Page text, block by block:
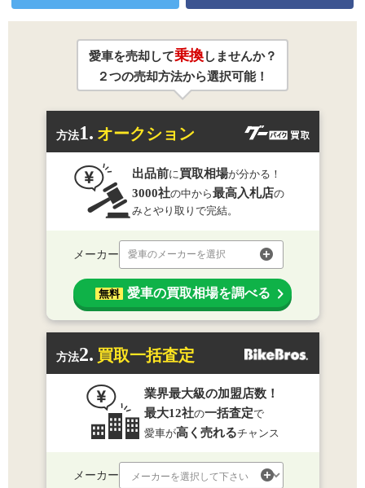
愛車を売却して乗換しませんか？
２つの売却方法から選択可能！
方法1. オークション
出品前に買取相場が分かる！
3000社の中から最高入札店の
みとやり取りで完結。
メーカー 愛車のメーカーを選択
無料 愛車の買取相場を調べる
方法2. 買取一括査定
業界最大級の加盟店数！
最大12社の一括査定で
愛車が高く売れるチャンス
メーカー